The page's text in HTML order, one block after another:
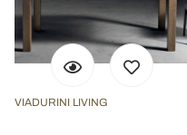
VIADURINI LIVING